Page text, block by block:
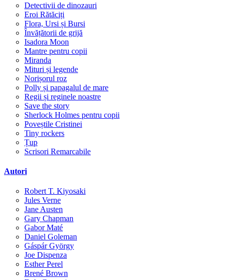
Detectivii de dinozauri
Eroi Rătăciți
Flora, Ursi și Bursi
Învățătorii de grijă
Isadora Moon
Mantre pentru copii
Miranda
Mituri și legende
Norișorul roz
Polly și papagalul de mare
Regii și reginele noastre
Save the story
Sherlock Holmes pentru copii
Poveștile Cristinei
Tiny rockers
Țup
Scrisori Remarcabile
Autori
Robert T. Kiyosaki
Jules Verne
Jane Austen
Gary Chapman
Gabor Maté
Daniel Goleman
Gáspár György
Joe Dispenza
Esther Perel
Brené Brown